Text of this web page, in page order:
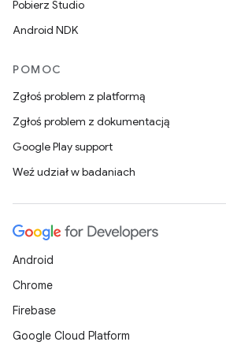
Pobierz Studio
Android NDK
POMOC
Zgłoś problem z platformą
Zgłoś problem z dokumentacją
Google Play support
Weź udział w badaniach
Android
Chrome
Firebase
Google Cloud Platform